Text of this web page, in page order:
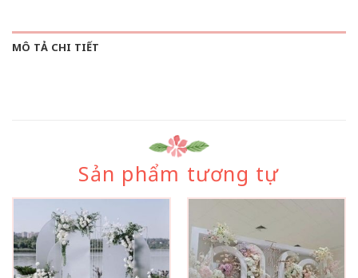
MÔ TẢ CHI TIẾT
Sản phẩm tương tự